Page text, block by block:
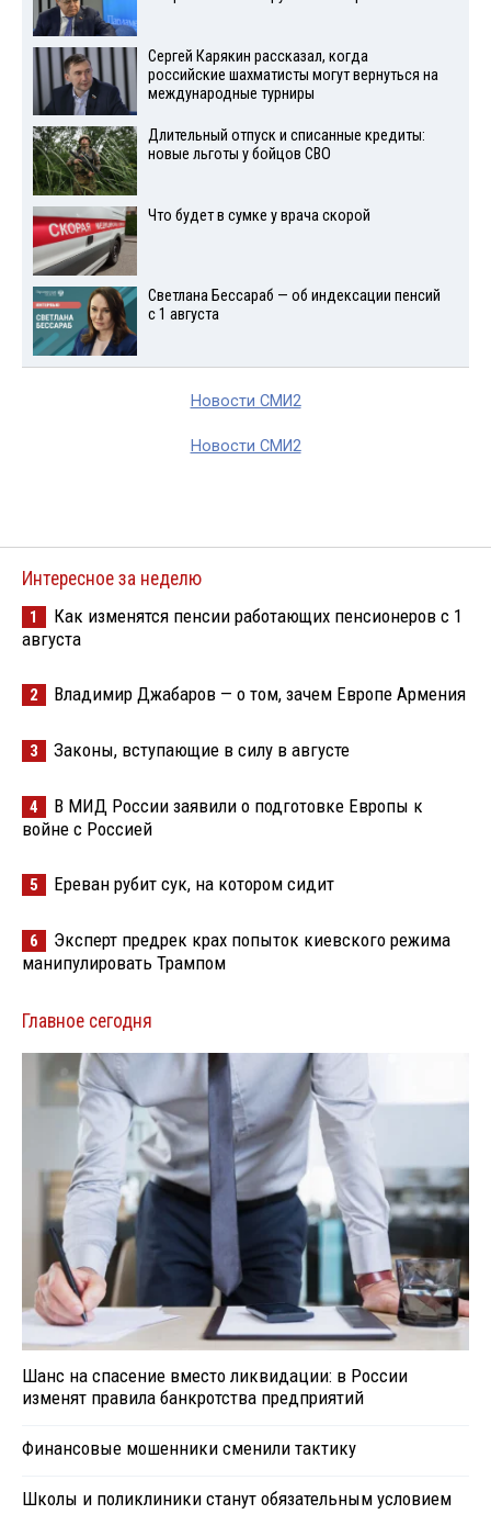
Сергей Карякин рассказал, когда
российские шахматисты могут вернуться на
международные турниры
Длительный отпуск и списанные кредиты:
новые льготы у бойцов СВО
Что будет в сумке у врача скорой
Светлана Бессараб — об индексации пенсий
с 1 августа
Новости СМИ2
Новости СМИ2
Интересное за неделю
1
Как изменятся пенсии работающих пенсионеров с 1
августа
2 Владимир Джабаров — о том, зачем Европе Армения
3 Законы, вступающие в силу в августе
4
В МИД России заявили о подготовке Европы к
войне с Россией
5 Ереван рубит сук, на котором сидит
6
Эксперт предрек крах попыток киевского режима
манипулировать Трампом
Главное сегодня
Шанс на спасение вместо ликвидации: в России
изменят правила банкротства предприятий
Финансовые мошенники сменили тактику
Школы и поликлиники станут обязательным условием